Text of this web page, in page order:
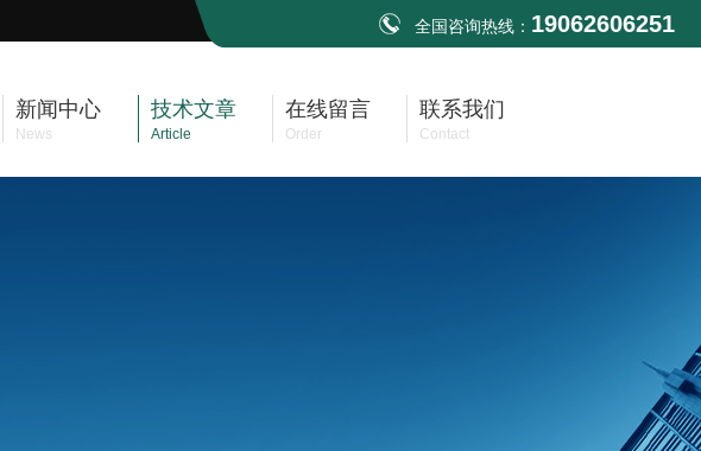
全国咨询热线： 19062606251
新闻中心
News
技术文章
Article
在线留言
Order
联系我们
Contact